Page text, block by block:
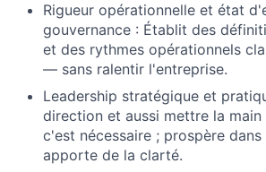
Rigueur opérationnelle et état
gouvernance : Établit des
et des rythmes opérationnels
— sans ralentir l'entreprise.
Leadership stratégique et
direction et aussi mettre la
c'est nécessaire ; prospère
apporte de la clarté.